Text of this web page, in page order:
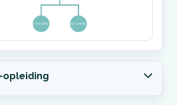
opleiding